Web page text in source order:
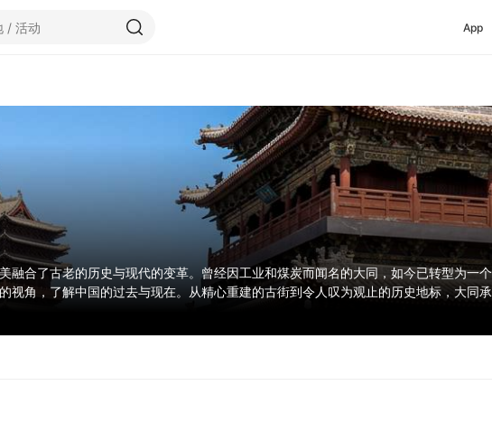
App
融合了古老的历史与现代的变革。曾经因工业和煤炭而闻名的大同，如今已转型为一
视角，了解中国的过去与现在。从精心重建的古街到令人叹为观止的历史地标，大同
，是寻求真实中国体验的游客必去之地。无论是探索宏伟的寺庙还是品尝丰富的当地